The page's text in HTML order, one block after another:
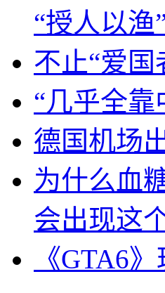
“授人以渔
不止“爱国
“几乎全
德国机场
为什么血
会出现这
《GTA6